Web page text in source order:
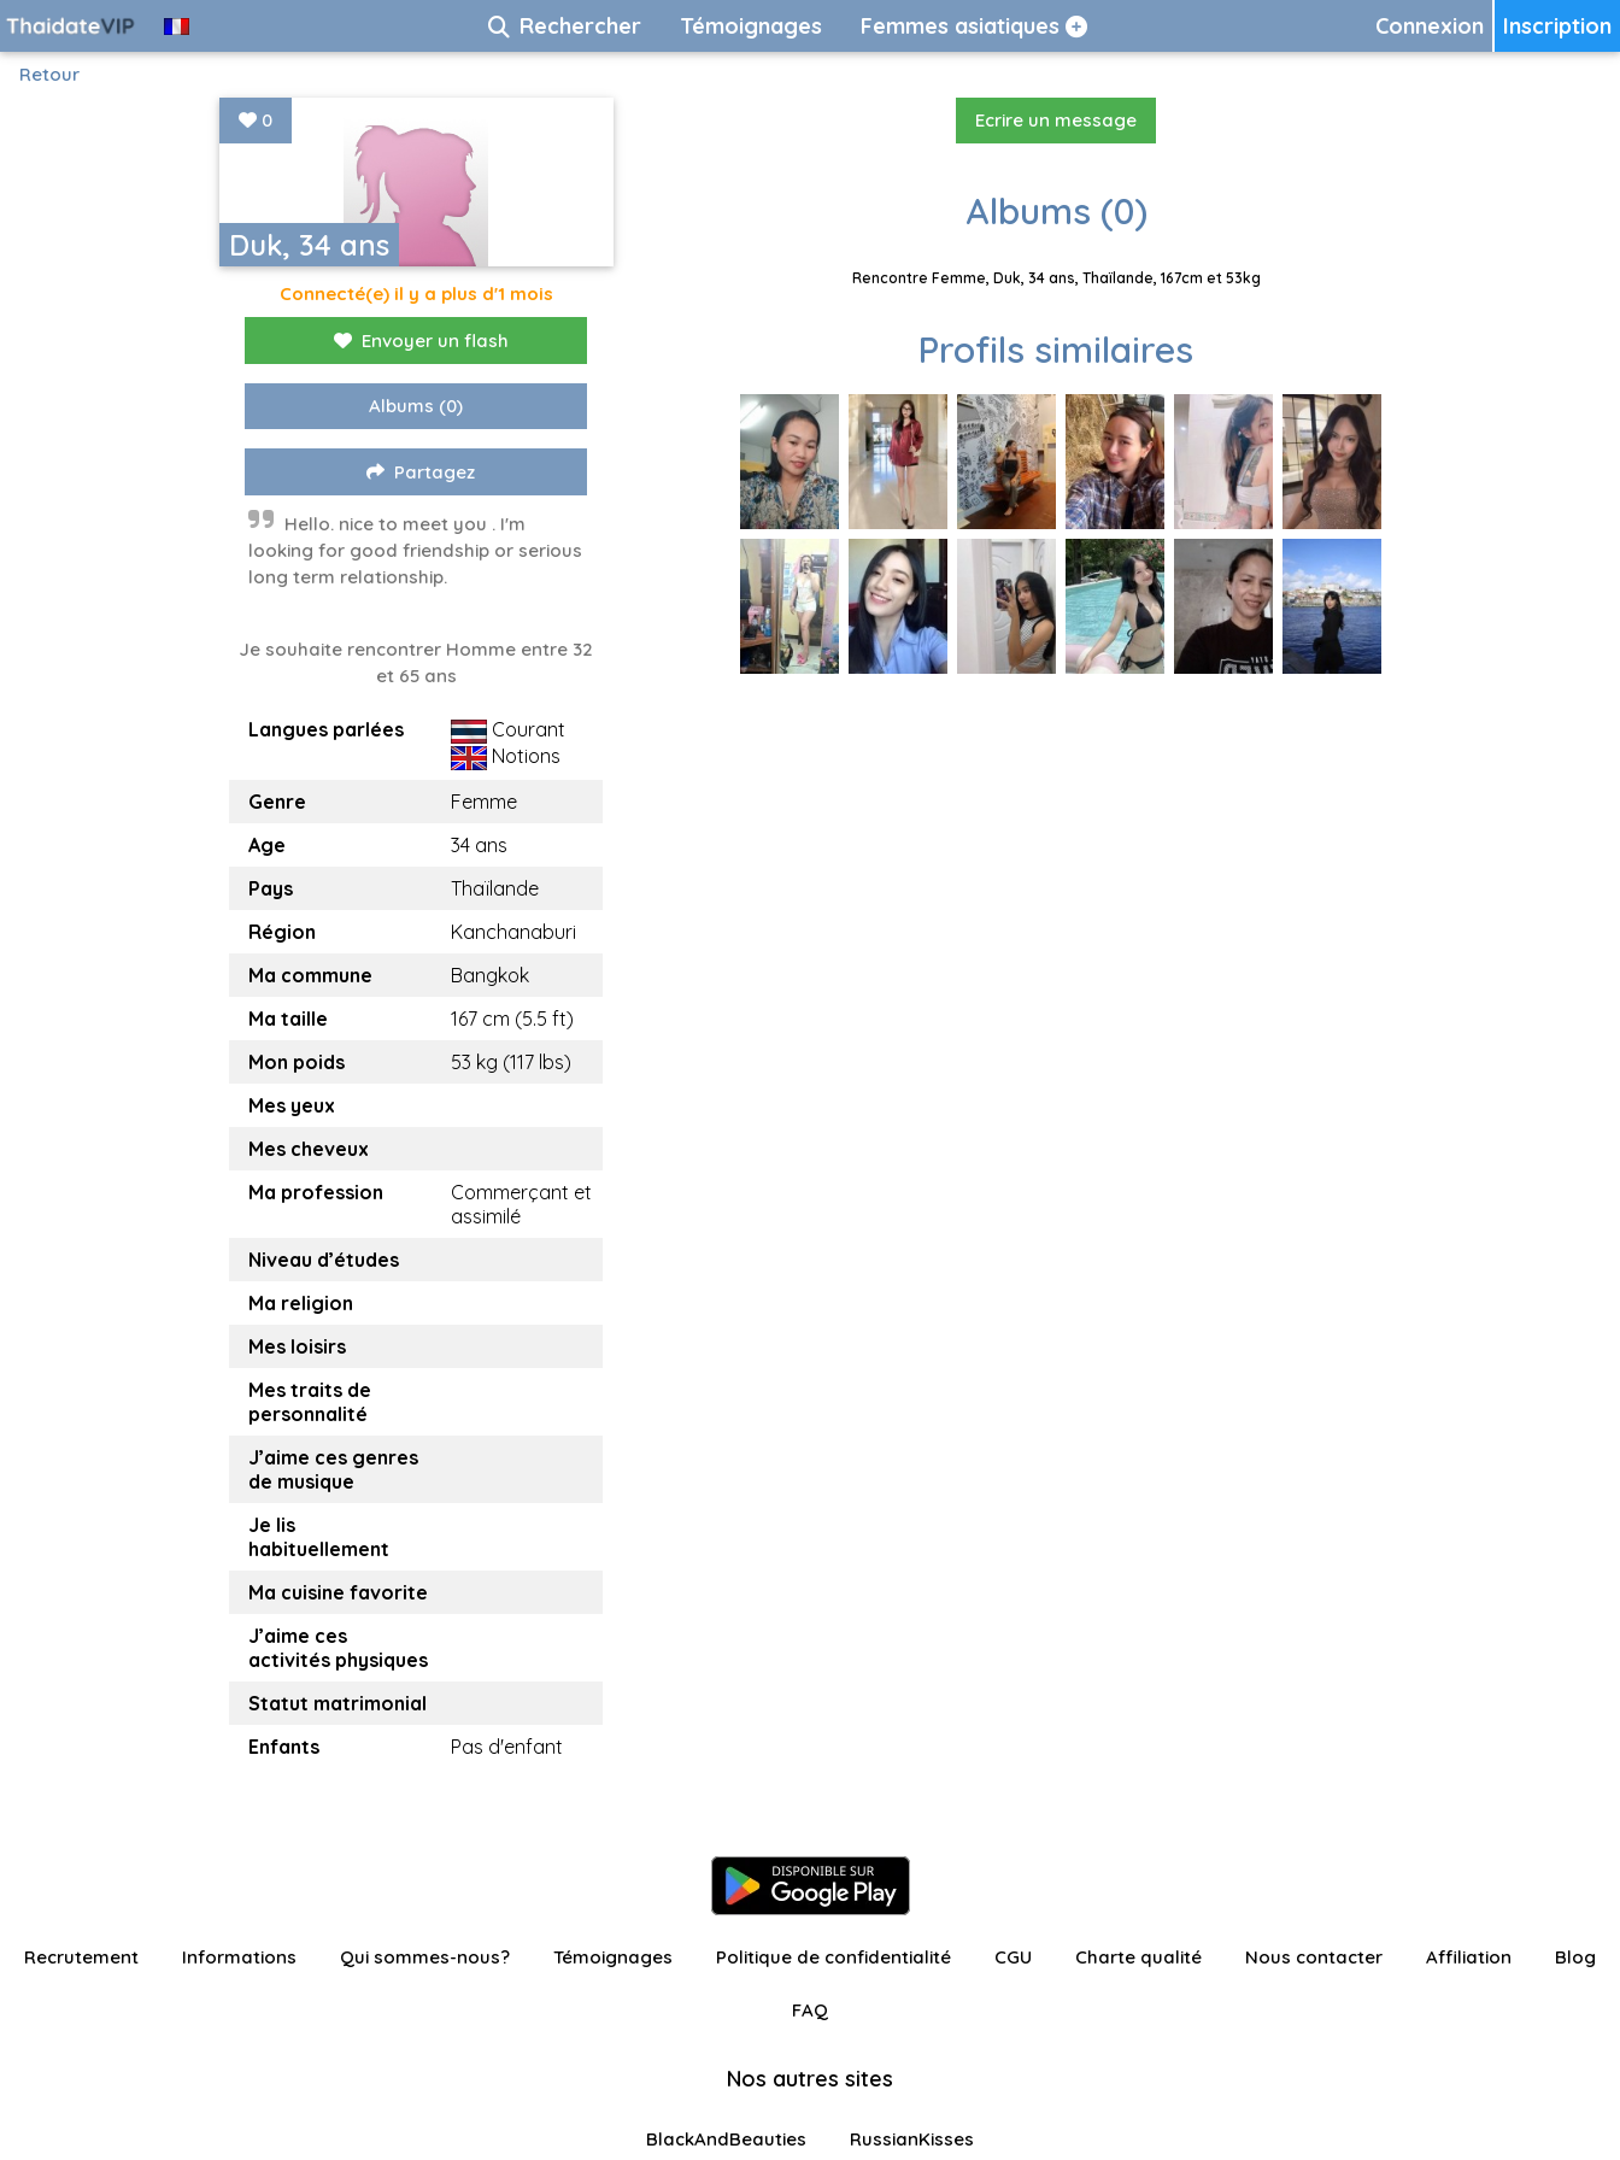
Inscription
Connexion
Rechercher Témoignages Femmes asiatiques
Retour
Duk, 34 ans
0
Connecté(e) il y a plus d'1 mois
Envoyer un flash
Albums (0)
Partagez
Hello. nice to meet you . I'm
looking for good friendship or serious
long term relationship.
Je souhaite rencontrer Homme entre 32
et 65 ans
Langues parlées
Courant
Notions
Genre
Femme
Age
34 ans
Pays
Thaïlande
Région
Kanchanaburi
Ma commune
Bangkok
Ma taille
167 cm (5.5 ft)
Mon poids
53 kg (117 lbs)
Mes yeux
Mes cheveux
Ma profession
Commerçant et
assimilé
Niveau d’études
Ma religion
Mes loisirs
Mes traits de
personnalité
J’aime ces genres
de musique
Je lis
habituellement
Ma cuisine favorite
J’aime ces
activités physiques
Statut matrimonial
Enfants
Pas d'enfant
Ecrire un message
Albums (0)
Rencontre Femme, Duk, 34 ans, Thaïlande, 167cm et 53kg
Profils similaires
Recrutement Informations Qui sommes-nous? Témoignages Politique de confidentialité CGU Charte qualité Nous contacter Affiliation Blog
FAQ
Nos autres sites
BlackAndBeauties RussianKisses